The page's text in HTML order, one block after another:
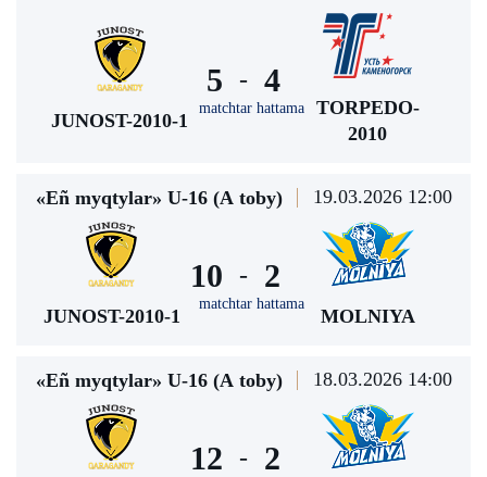
JUNOST-2010-1
5 -
matchtar hattama
4
TORPEDO-
2010
«Eñ myqtylar» U-16 (А toby) 19.03.2026 12:00
JUNOST-2010-1
10 -
matchtar hattama
2
MOLNIYA
«Eñ myqtylar» U-16 (А toby) 18.03.2026 14:00
12 - 2